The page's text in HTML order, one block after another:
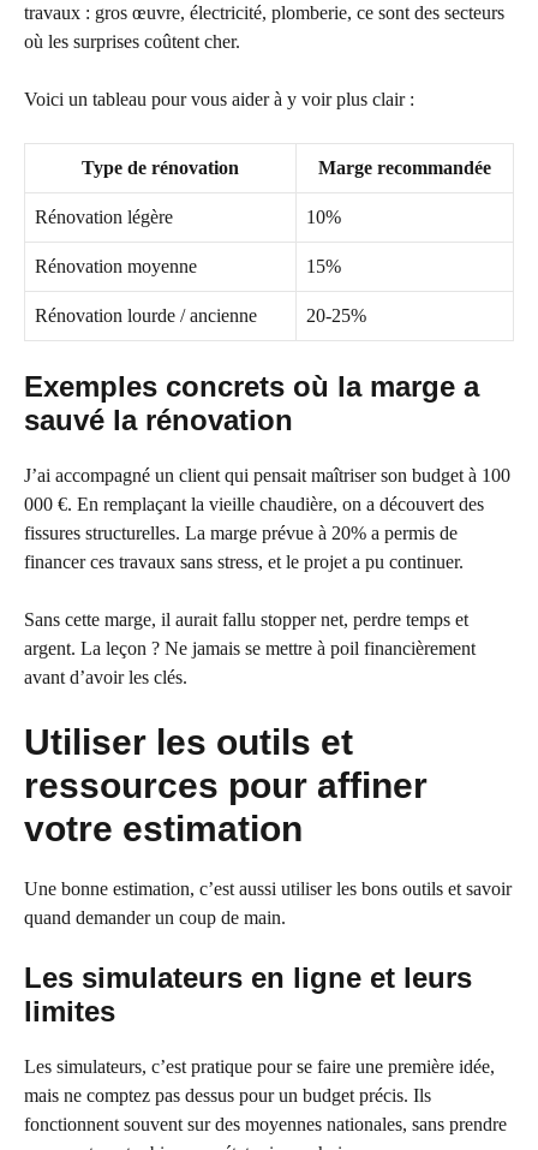
travaux : gros œuvre, électricité, plomberie, ce sont des secteurs
où les surprises coûtent cher.
Voici un tableau pour vous aider à y voir plus clair :
Type de rénovation Marge recommandée
Rénovation légère 10%
Rénovation moyenne 15%
Rénovation lourde / ancienne 20-25%
Exemples concrets où la marge a
sauvé la rénovation
J’ai accompagné un client qui pensait maîtriser son budget à 100
000 €. En remplaçant la vieille chaudière, on a découvert des
fissures structurelles. La marge prévue à 20% a permis de
financer ces travaux sans stress, et le projet a pu continuer.
Sans cette marge, il aurait fallu stopper net, perdre temps et
argent. La leçon ? Ne jamais se mettre à poil financièrement
avant d’avoir les clés.
Utiliser les outils et
ressources pour affiner
votre estimation
Une bonne estimation, c’est aussi utiliser les bons outils et savoir
quand demander un coup de main.
Les simulateurs en ligne et leurs
limites
Les simulateurs, c’est pratique pour se faire une première idée,
mais ne comptez pas dessus pour un budget précis. Ils
fonctionnent souvent sur des moyennes nationales, sans prendre